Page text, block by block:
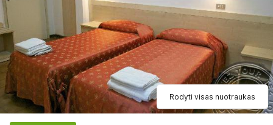
Rodyti visas nuotraukas